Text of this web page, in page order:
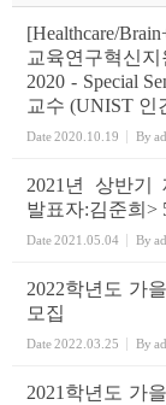
교육연구혁신
2020 - Special
교수 (UNIST 인
Date2020.10.19 By
2021년 상반기
발표자:김준희>
Date2021.05.04 By
2022학년도 가
모집
Date2022.03.25 By
2021학년도 가